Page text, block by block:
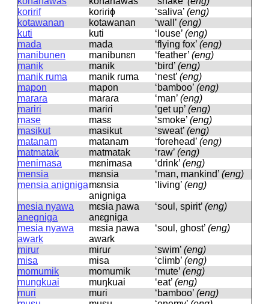
koririf
koɾiɾiɸ ‘saliva’ (eng)
kotawanan
kotawanan ‘wall’ (eng)
kuti
kuti ‘louse’ (eng)
mada
mada ‘flying fox’ (eng)
manibunen
manibunɛn ‘feather’ (eng)
manik
manik ‘bird’ (eng)
manik ruma
manik ɾuma ‘nest’ (eng)
mapon
mapon ‘bamboo’ (eng)
marara
maɾaɾa ‘man’ (eng)
mariri
maɾiɾi ‘get up’ (eng)
mase
masɛ ‘smoke’ (eng)
masikut
masikut ‘sweat’ (eng)
matanam
matanam ‘forehead’ (eng)
matmatak
matmatak ‘raw’ (eng)
menimasa
mɛnimasa ‘drink’ (eng)
mensia
mɛnsia ‘man, mankind’ (eng)
mensia anignigamɛnsia
aniɡniɡa
‘living’ (eng)
mesia nyawa
anegniga
mɛsia ɲawa
anɛɡniɡa
‘soul, spirit’ (eng)
mesia nyawa
awark
mɛsia ɲawa
awaɾk
‘soul, ghost’ (eng)
mirur miɾuɾ ‘swim’ (eng)
misa
misa ‘climb’ (eng)
momumik
momumik ‘mute’ (eng)
mungkuai
muŋkuai ‘eat’ (eng)
muri
muɾi ‘bamboo’ (eng)